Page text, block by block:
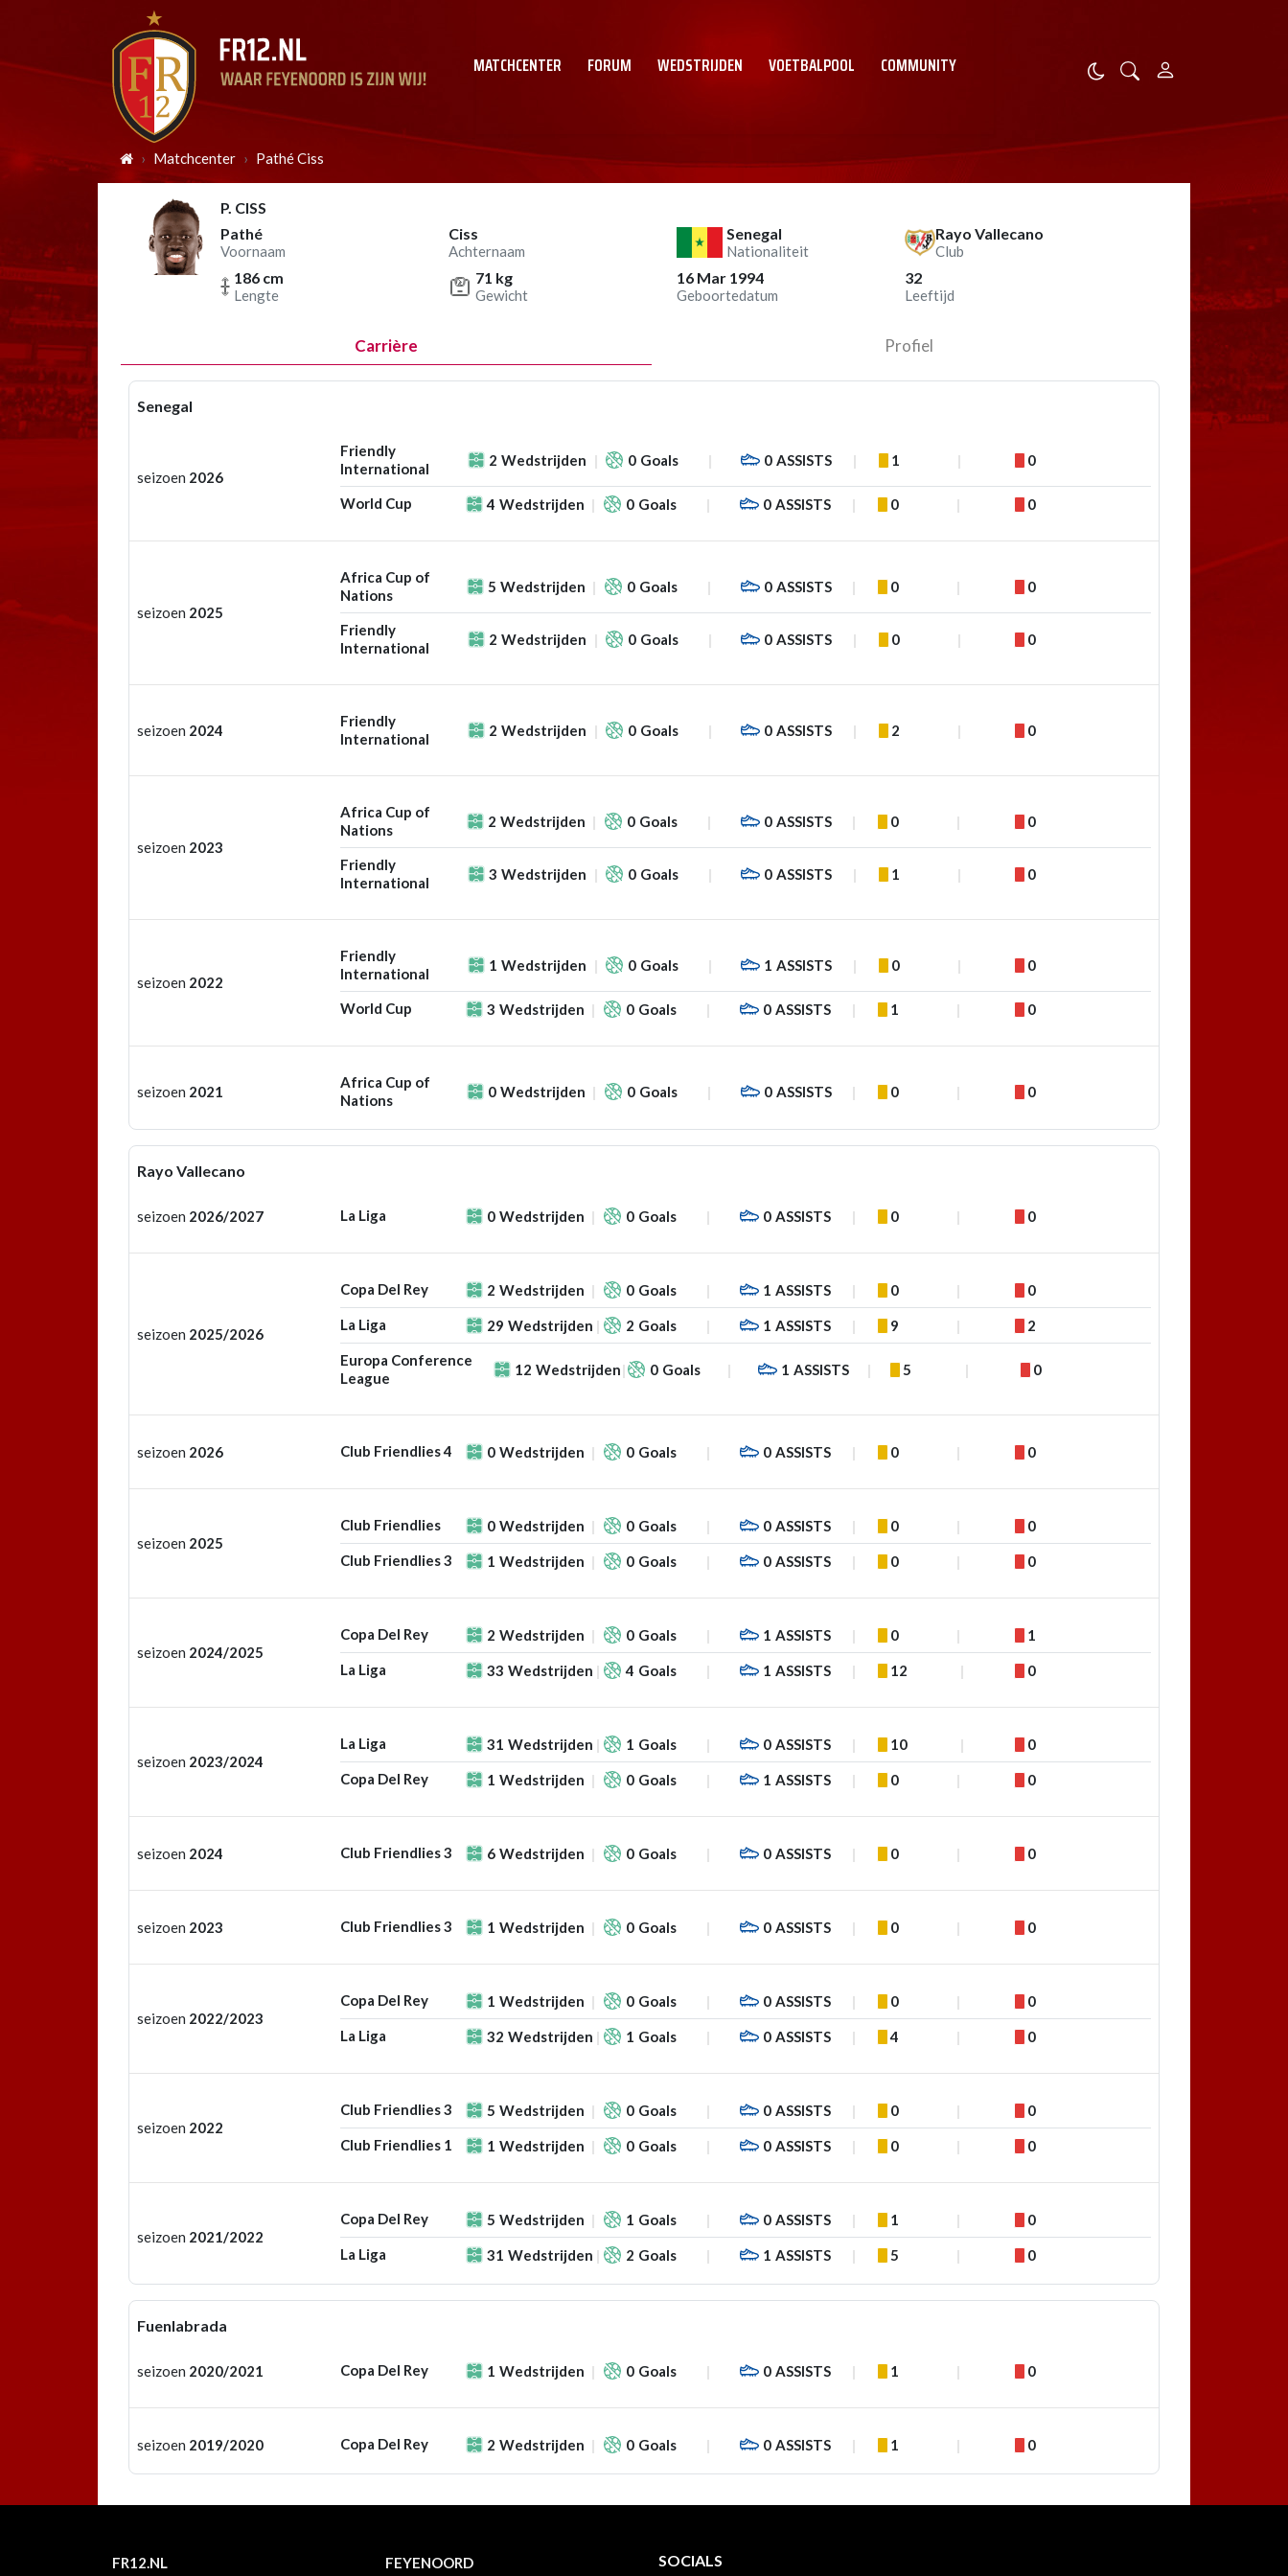
MATCHCENTER FORUM WEDSTRIJDEN VOETBALPOOL COMMUNITY
Matchcenter Pathé Ciss
P. CISS
Pathé
Voornaam
Ciss
Achternaam
Senegal
Nationaliteit
Rayo Vallecano
Club
186 cm
Lengte
71 kg
Gewicht
16 Mar 1994
Geboortedatum
32
Leeftijd
Carrière Profiel
Senegal
seizoen 2026
Friendly
International
2 Wedstrijden 0 Goals 0 ASSISTS 1 0
World Cup 4 Wedstrijden 0 Goals 0 ASSISTS 0 0
seizoen 2025
Africa Cup of
Nations
5 Wedstrijden 0 Goals 0 ASSISTS 0 0
Friendly
International
2 Wedstrijden 0 Goals 0 ASSISTS 0 0
seizoen 2024
Friendly
International
2 Wedstrijden 0 Goals 0 ASSISTS 2 0
seizoen 2023
Africa Cup of
Nations
2 Wedstrijden 0 Goals 0 ASSISTS 0 0
Friendly
International
3 Wedstrijden 0 Goals 0 ASSISTS 1 0
seizoen 2022
Friendly
International
1 Wedstrijden 0 Goals 1 ASSISTS 0 0
World Cup 3 Wedstrijden 0 Goals 0 ASSISTS 1 0
seizoen 2021
Africa Cup of
Nations
0 Wedstrijden 0 Goals 0 ASSISTS 0 0
Rayo Vallecano
seizoen 2026/2027 La Liga 0 Wedstrijden 0 Goals 0 ASSISTS 0 0
seizoen 2025/2026
Copa Del Rey 2 Wedstrijden 0 Goals 1 ASSISTS 0 0
La Liga 29 Wedstrijden 2 Goals 1 ASSISTS 9 2
Europa Conference
League
12 Wedstrijden 0 Goals 1 ASSISTS 5 0
seizoen 2026 Club Friendlies 4 0 Wedstrijden 0 Goals 0 ASSISTS 0 0
seizoen 2025
Club Friendlies 0 Wedstrijden 0 Goals 0 ASSISTS 0 0
Club Friendlies 3 1 Wedstrijden 0 Goals 0 ASSISTS 0 0
seizoen 2024/2025
Copa Del Rey 2 Wedstrijden 0 Goals 1 ASSISTS 0 1
La Liga 33 Wedstrijden 4 Goals 1 ASSISTS 12 0
seizoen 2023/2024
La Liga 31 Wedstrijden 1 Goals 0 ASSISTS 10 0
Copa Del Rey 1 Wedstrijden 0 Goals 1 ASSISTS 0 0
seizoen 2024 Club Friendlies 3 6 Wedstrijden 0 Goals 0 ASSISTS 0 0
seizoen 2023 Club Friendlies 3 1 Wedstrijden 0 Goals 0 ASSISTS 0 0
seizoen 2022/2023
Copa Del Rey 1 Wedstrijden 0 Goals 0 ASSISTS 0 0
La Liga 32 Wedstrijden 1 Goals 0 ASSISTS 4 0
seizoen 2022
Club Friendlies 3 5 Wedstrijden 0 Goals 0 ASSISTS 0 0
Club Friendlies 1 1 Wedstrijden 0 Goals 0 ASSISTS 0 0
seizoen 2021/2022
Copa Del Rey 5 Wedstrijden 1 Goals 0 ASSISTS 1 0
La Liga 31 Wedstrijden 2 Goals 1 ASSISTS 5 0
Fuenlabrada
seizoen 2020/2021 Copa Del Rey 1 Wedstrijden 0 Goals 0 ASSISTS 1 0
seizoen 2019/2020 Copa Del Rey 2 Wedstrijden 0 Goals 0 ASSISTS 1 0
FR12.NL FEYENOORD SOCIALS